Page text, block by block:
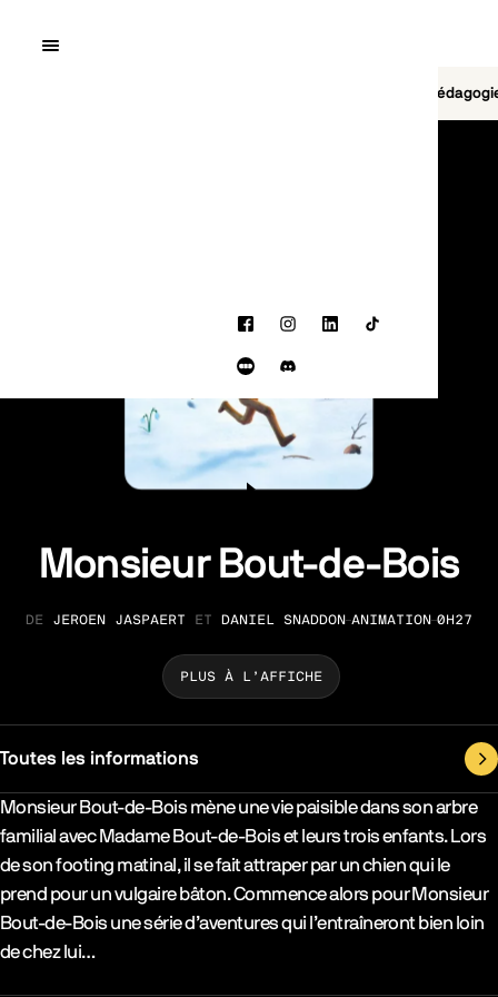
Quai10
FacebookInstagram
LinkedInTikTok
Letterboxd
Discord
Monsieur Bout-de-Bois
RÉALISATION
JEROEN JASPAERT ET DANIEL SNADDON GENRE
ANIMATION DURÉE
0H27
PLUS À L’AFFICHE
Toutes les informations
Synopsys & Casting
Monsieur Bout-de-Bois mène une vie paisible dans son arbre
familial avec Madame Bout-de-Bois et leurs trois enfants. Lors
de son footing matinal, il se fait attraper par un chien qui le
prend pour un vulgaire bâton. Commence alors pour Monsieur
Bout-de-Bois une série d’aventures qui l’entraîneront bien loin
de chez lui…